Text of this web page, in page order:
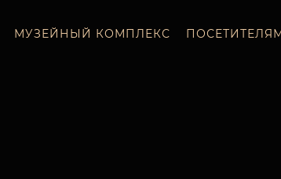
МУЗЕЙНЫЙ КОМПЛЕКС